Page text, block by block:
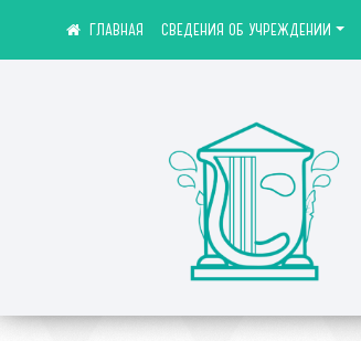
СВЕДЕНИЯ ОБ УЧРЕЖДЕНИИ